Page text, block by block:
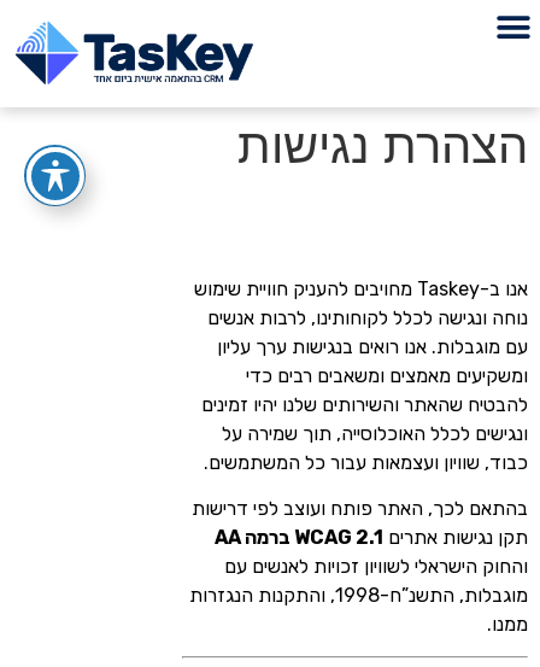
הצהרת נגישות
אנו ב-Taskey מחויבים להעניק חוויית שימוש
נוחה ונגישה לכלל לקוחותינו, לרבות אנשים
עם מוגבלות. אנו רואים בנגישות ערך עליון
ומשקיעים מאמצים ומשאבים רבים כדי
להבטיח שהאתר והשירותים שלנו יהיו זמינים
ונגישים לכלל האוכלוסייה, תוך שמירה על
כבוד, שוויון ועצמאות עבור כל המשתמשים.
בהתאם לכך, האתר פותח ועוצב לפי דרישות
תקן נגישות אתרים WCAG 2.1 ברמה AA
והחוק הישראלי לשוויון זכויות לאנשים עם
מוגבלות, התשנ”ח-1998, והתקנות הנגזרות
ממנו.